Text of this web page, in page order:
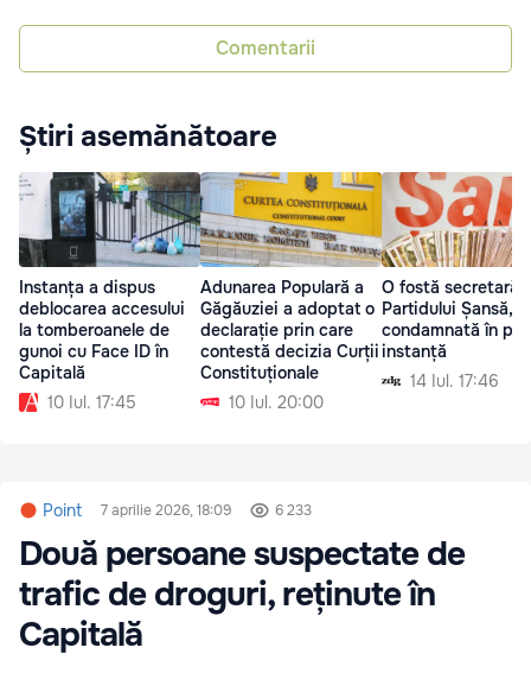
Comentarii
Știri asemănătoare
Instanța a dispus
deblocarea accesului
la tomberoanele de
gunoi cu Face ID în
Capitală
10 Iul. 17:45
Adunarea Populară a
Găgăuziei a adoptat o
declarație prin care
contestă decizia Curții
Constituționale
10 Iul. 20:00
O fostă secretară
Partidului Șansă,
condamnată în
instanță
14 Iul. 17:46
Point 7 aprilie 2026, 18:09 6 233
Două persoane suspectate de
trafic de droguri, reținute în
Capitală